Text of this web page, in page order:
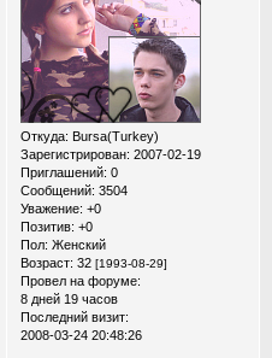
Откуда: Bursa(Turkey)
Зарегистрирован: 2007-02-19
Приглашений: 0
Сообщений: 3504
Уважение: +0
Позитив: +0
Пол: Женский
Возраст: 32 [1993-08-29]
Провел на форуме:
8 дней 19 часов
Последний визит:
2008-03-24 20:48:26